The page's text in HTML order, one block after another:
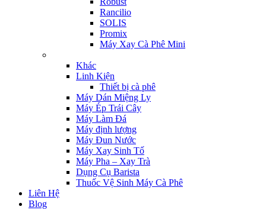
Rancilio
SOLIS
Promix
Máy Xay Cà Phê Mini
Khác
Linh Kiện
Thiết bị cà phê
Máy Dán Miệng Ly
Máy Ép Trái Cây
Máy Làm Đá
Máy định lượng
Máy Đun Nước
Máy Xay Sinh Tố
Máy Pha – Xay Trà
Dụng Cụ Barista
Thuốc Vệ Sinh Máy Cà Phê
Liên Hệ
Blog